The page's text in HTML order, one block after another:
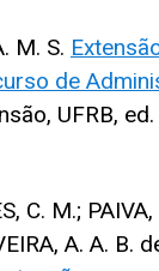
M. S.
de
UFRB,
C. M.;
A. A. B.